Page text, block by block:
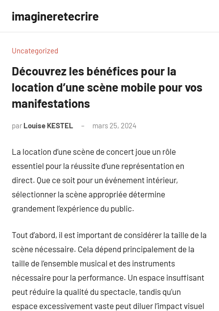
contenu
imagineretecrire
Uncategorized
Découvrez les bénéfices pour la
location d’une scène mobile pour vos
manifestations
par Louise KESTEL mars 25, 2024
La location d’une scène de concert joue un rôle
essentiel pour la réussite d’une représentation en
direct. Que ce soit pour un événement intérieur,
sélectionner la scène appropriée détermine
grandement l’expérience du public.
Tout d’abord, il est important de considérer la taille de la
scène nécessaire. Cela dépend principalement de la
taille de l’ensemble musical et des instruments
nécessaire pour la performance. Un espace insuffisant
peut réduire la qualité du spectacle, tandis qu’un
espace excessivement vaste peut diluer l’impact visuel